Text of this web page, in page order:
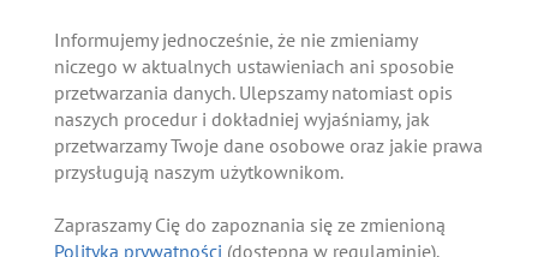
Informujemy jednocześnie, że nie zmieniamy
niczego w aktualnych ustawieniach ani sposobie
przetwarzania danych. Ulepszamy natomiast opis
naszych procedur i dokładniej wyjaśniamy, jak
przetwarzamy Twoje dane osobowe oraz jakie prawa
przysługują naszym użytkownikom.
Zapraszamy Cię do zapoznania się ze zmienioną
Polityką prywatności (dostępną w regulaminie).